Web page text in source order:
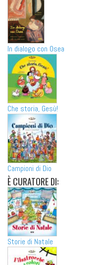
In dialogo con Osea
Che storia, Gesù!
Campioni di Dio
ÈCURATORE DI:
Storie di Natale